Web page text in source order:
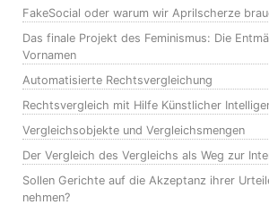
FakeSocial oder warum wir Aprilscherze
Das finale Projekt des Feminismus: Die
Vornamen
Automatisierte Rechtsvergleichung
Rechtsvergleich mit Hilfe Künstlicher
Vergleichsobjekte und Vergleichsmengen
Der Vergleich des Vergleichs als Weg zur
Sollen Gerichte auf die Akzeptanz ihrer
nehmen?